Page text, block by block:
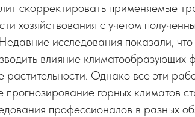
скорректировать применяемые
хозяйствования с учетом
исследования показали,
влияние климатообразующих
растительности. Однако все эти
прогнозирование горных климатов
профессионалов в разных